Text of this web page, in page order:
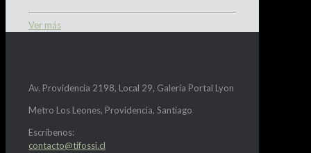
Ver más
Av. Providencia 2198, Local 29, Galería Portal Lyon
Metro Los Leones, Providencia, Santiago
Escríbenos:
contacto@tifossi.cl